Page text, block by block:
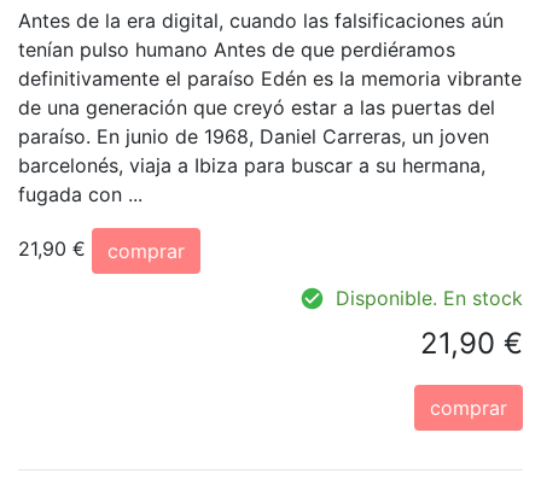
Antes de la era digital, cuando las falsificaciones aún
tenían pulso humano Antes de que perdiéramos
definitivamente el paraíso Edén es la memoria vibrante
de una generación que creyó estar a las puertas del
paraíso. En junio de 1968, Daniel Carreras, un joven
barcelonés, viaja a Ibiza para buscar a su hermana,
fugada con ...
21,90 €
comprar
Disponible. En stock
21,90 €
comprar